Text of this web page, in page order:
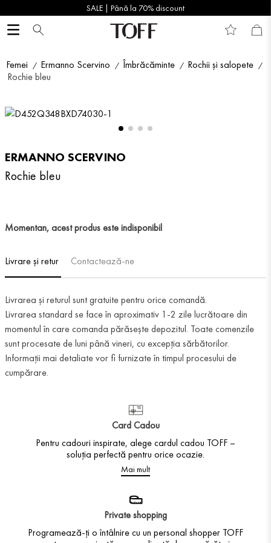
SALE | Până la 70% discount
Femei Ermanno Scervino Îmbrăcăminte
Rochii și salopete
Rochie bleu
ERMANNO SCERVINO
Rochie bleu
Momentan, acest produs este indisponibil
Livrare și retur Contactează-ne
Livrarea și returul sunt gratuite pentru orice comandă.
Livrarea standard se face în aproximativ 1-2 zile lucrătoare din
momentul în care comanda părăsește depozitul. Toate comenzile
sunt procesate de luni până vineri, cu excepția sărbătorilor.
Informații mai detaliate vor fi furnizate în timpul procesului de
cumpărare.
Card Cadou
Pentru cadouri inspirate, alege cardul cadou TOFF –
soluția perfectă pentru orice ocazie.
Mai mult
Private shopping
Programează-ți o întâlnire cu un personal shopper TOFF